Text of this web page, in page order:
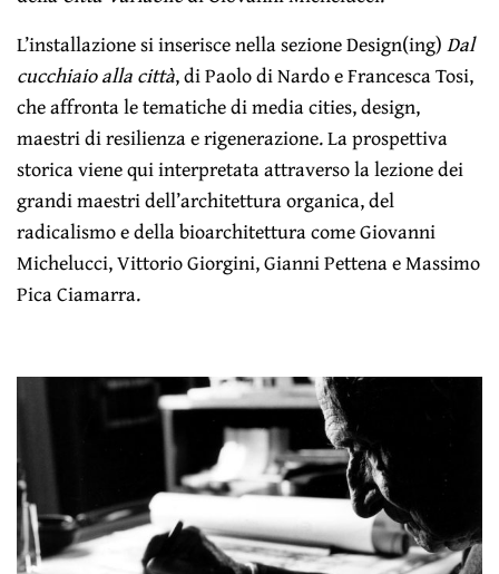
L’installazione si inserisce nella sezione Design(ing)Dal
cucchiaio alla città, di Paolo di Nardo e Francesca Tosi,
che affronta le tematiche di media cities, design,
maestri di resilienza e rigenerazione. La prospettiva
storica viene qui interpretata attraverso la lezione dei
grandi maestri dell’architettura organica, del
radicalismo e della bioarchitettura come Giovanni
Michelucci, Vittorio Giorgini, Gianni Pettena e Massimo
Pica Ciamarra.